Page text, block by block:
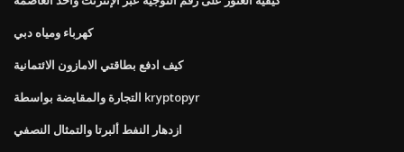
كهرباء ومياه دبي
كيف ادفع بطاقتي الامازون الائتمانية
التجارة والمقايضة بواسطة kryptopyr
ازدهار النفط ألبرتا والتمثال النصفي